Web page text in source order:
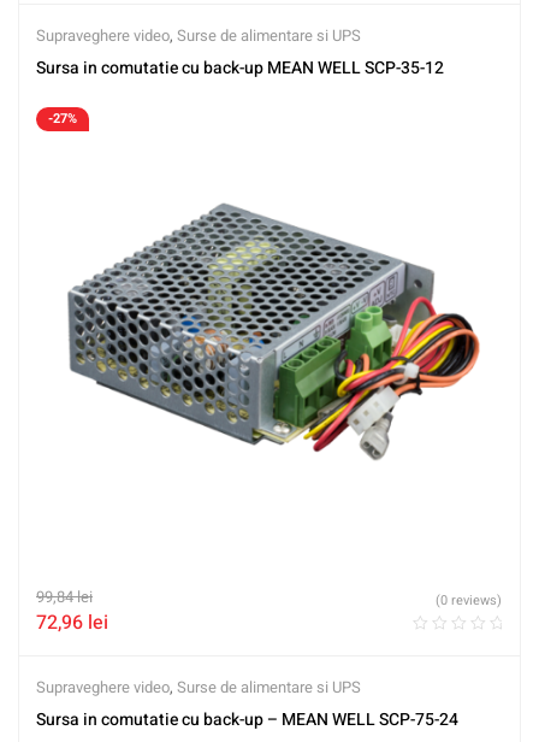
Supraveghere video, Surse de alimentare si UPS
Sursa in comutatie cu back-up MEAN WELL SCP-35-12
-27%
99,84lei
72,96 lei
(0 reviews)
Supraveghere video, Surse de alimentare si UPS
Sursa in comutatie cu back-up – MEAN WELL SCP-75-24